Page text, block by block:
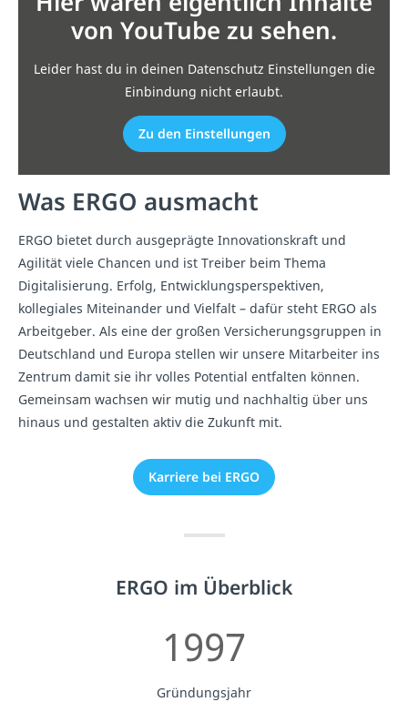
Was ERGO ausmacht
ERGO bietet durch ausgeprägte Innovationskraft und
Agilität viele Chancen und ist Treiber beim Thema
Digitalisierung. Erfolg, Entwicklungsperspektiven,
kollegiales Miteinander und Vielfalt – dafür steht ERGO als
Arbeitgeber. Als eine der großen Versicherungsgruppen in
Deutschland und Europa stellen wir unsere Mitarbeiter ins
Zentrum damit sie ihr volles Potential entfalten können.
Gemeinsam wachsen wir mutig und nachhaltig über uns
hinaus und gestalten aktiv die Zukunft mit.
Karriere bei ERGO
von YouTube zu sehen.
Leider hast du in deinen Datenschutz Einstellungen die
Einbindung nicht erlaubt.
Zu den Einstellungen
ERGO im Überblick
1997
Gründungsjahr